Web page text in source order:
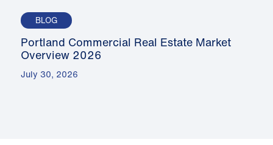
BLOG
Portland Commercial Real Estate Market
Overview 2026
July 30, 2026